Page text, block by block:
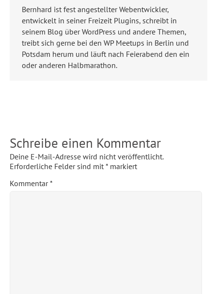
Bernhard ist fest angestellter Webentwickler,
entwickelt in seiner Freizeit Plugins, schreibt in
seinem Blog über WordPress und andere Themen,
treibt sich gerne bei den WP Meetups in Berlin und
Potsdam herum und läuft nach Feierabend den ein
oder anderen Halbmarathon.
Schreibe einen Kommentar
Deine E-Mail-Adresse wird nicht veröffentlicht.
Erforderliche Felder sind mit * markiert
Kommentar*